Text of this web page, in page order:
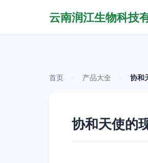
云南润江生物科技
首页 产品大全 协和
协和天使的